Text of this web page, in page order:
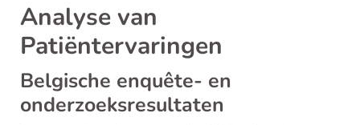
Analyse van
Patiëntervaringen
Belgische enquête- en
onderzoeksresultaten